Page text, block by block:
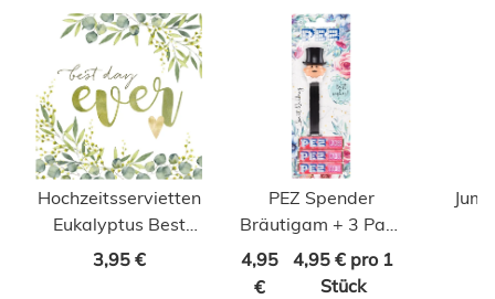
Hochzeitsservietten
Eukalyptus Best
Day Ever mit Herz
3,95 €
PEZ Spender
Bräutigam + 3 Pack
Bonbons
4,95
€
4,95 € pro 1
Stück